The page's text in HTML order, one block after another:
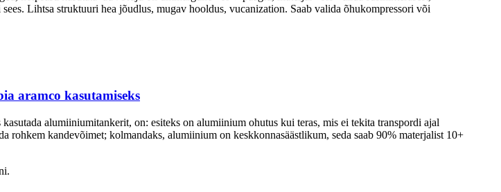
Lihtsa struktuuri hea jõudlus, mugav hooldus, vucanization. Saab valida õhukompressori või
aramco kasutamiseks
alumiiniumitankerit, on: esiteks on alumiinium ohutus kui teras, mis ei tekita transpordi ajal
rohkem kandevõimet; kolmandaks, alumiinium on keskkonnasäästlikum, seda saab 90% materjalist 10+